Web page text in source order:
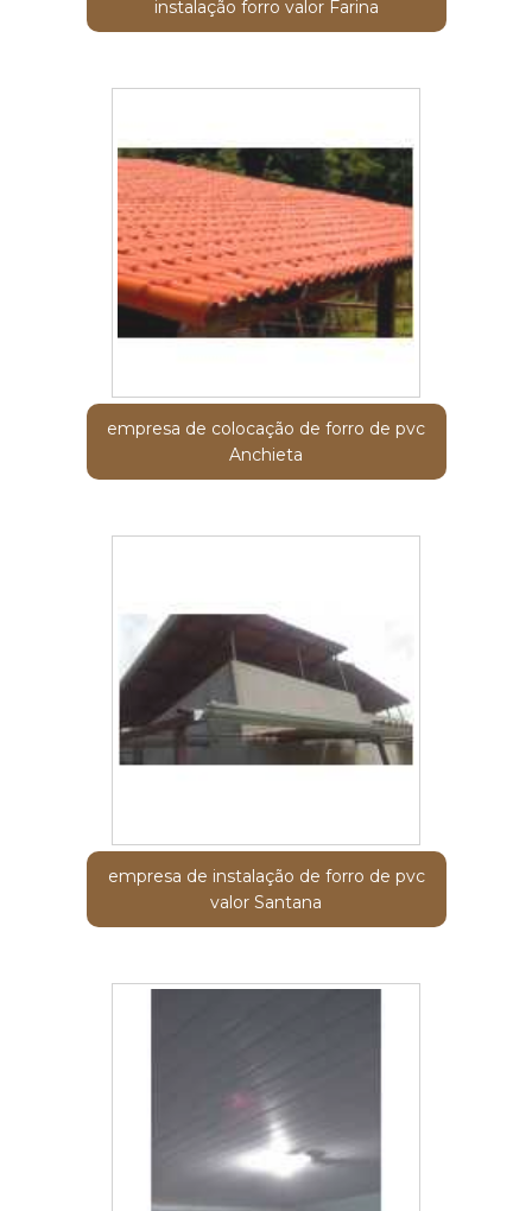
instalação forro valor Farina
empresa de colocação de forro de pvc
Anchieta
empresa de instalação de forro de pvc
valor Santana